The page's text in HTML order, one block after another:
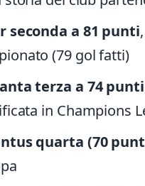
seconda a 81 punti
(79 gol fatti)
terza a 74 punti
in Champions
quarta (70